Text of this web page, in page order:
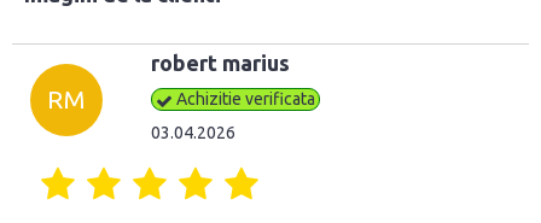
RM
robert marius
Achizitie verificata
03.04.2026